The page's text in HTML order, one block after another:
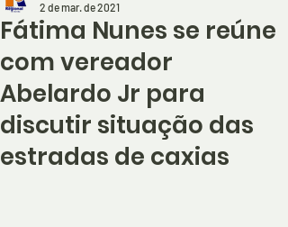
Fátima Nunes se reúne
com vereador
Abelardo Jr para
discutir situação das
estradas de caxias
2 de mar. de 2021